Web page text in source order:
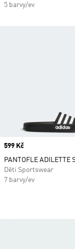
5 barvy/ev
Price
599 Kč
PANTOFLE ADILETTE
Děti Sportswear
7 barvy/ev